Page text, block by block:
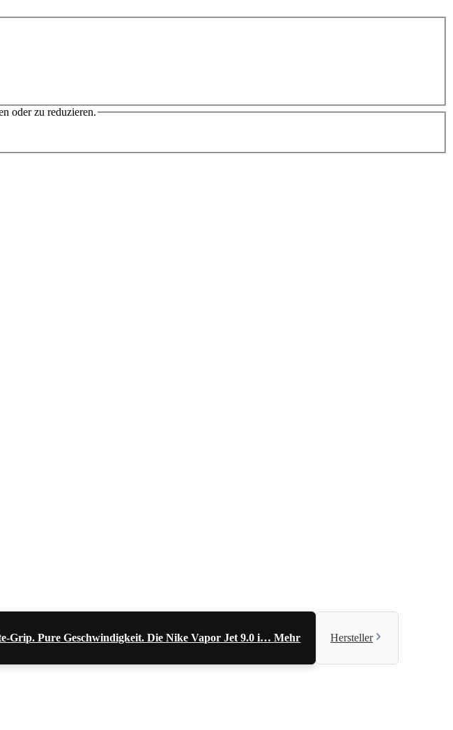
oder zu reduzieren.
Grip. Pure Geschwindigkeit. Die Nike Vapor Jet 9.0 i…Mehr Hersteller